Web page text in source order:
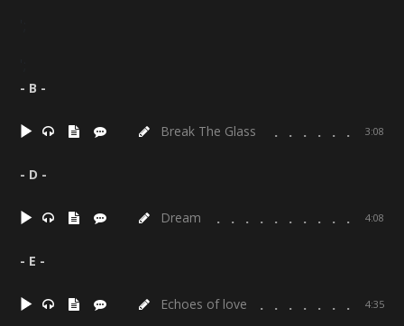
- B -
Break The Glass 3:08
- D -
Dream 4:08
- E -
Echoes of love 4:35